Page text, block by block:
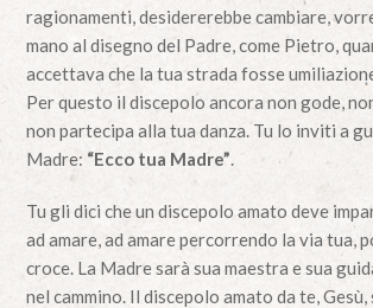
ragionamenti, desidererebbe cambiare,
mano al disegno del Padre, come Pietro,
accettava che la tua strada fosse
Per questo il discepolo ancora non gode,
non partecipa alla tua danza. Tu lo inviti a
Madre: “Ecco tua Madre”
Tu gli dici che un discepolo amato deve
ad amare, ad amare percorrendo la via tua,
croce. La Madre sarà sua maestra e sua
nel cammino. Il discepolo amato da te, Gesù,